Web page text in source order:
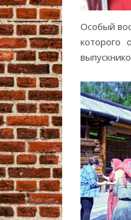
Особый
которого